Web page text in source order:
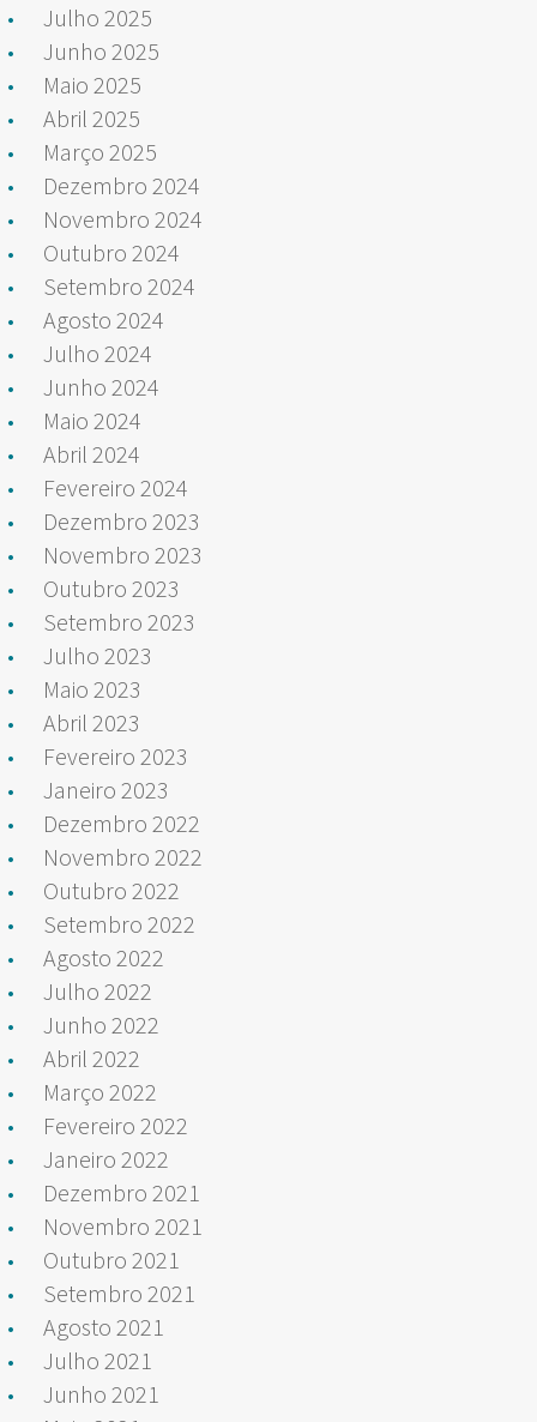
Julho 2025
Junho 2025
Maio 2025
Abril 2025
Março 2025
Dezembro 2024
Novembro 2024
Outubro 2024
Setembro 2024
Agosto 2024
Julho 2024
Junho 2024
Maio 2024
Abril 2024
Fevereiro 2024
Dezembro 2023
Novembro 2023
Outubro 2023
Setembro 2023
Julho 2023
Maio 2023
Abril 2023
Fevereiro 2023
Janeiro 2023
Dezembro 2022
Novembro 2022
Outubro 2022
Setembro 2022
Agosto 2022
Julho 2022
Junho 2022
Abril 2022
Março 2022
Fevereiro 2022
Janeiro 2022
Dezembro 2021
Novembro 2021
Outubro 2021
Setembro 2021
Agosto 2021
Julho 2021
Junho 2021